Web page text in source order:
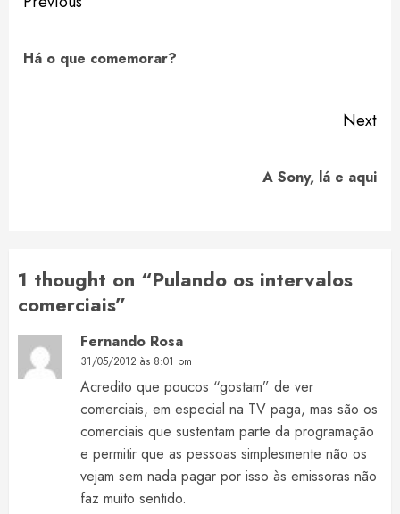
Há o que comemorar?
Next
A Sony, lá e aqui
1 thought on “Pulando os intervalos
comerciais”
Fernando Rosa
31/05/2012 às 8:01 pm
Acredito que poucos “gostam” de ver
comerciais, em especial na TV paga, mas são os
comerciais que sustentam parte da programação
e permitir que as pessoas simplesmente não os
vejam sem nada pagar por isso às emissoras não
faz muito sentido.